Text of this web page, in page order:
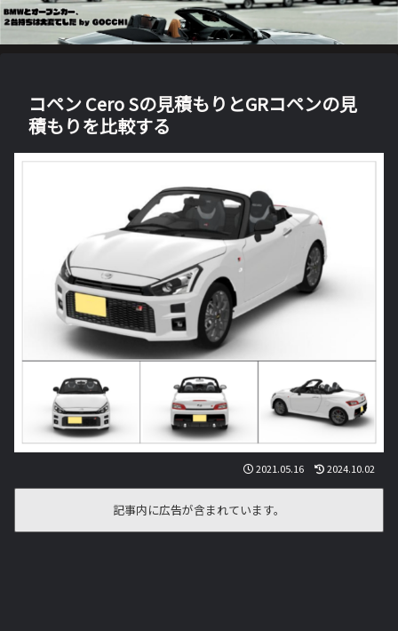
コペン Cero Sの見積もりとGRコペンの見
積もりを比較する
2021.05.16 2024.10.02
記事内に広告が含まれています。